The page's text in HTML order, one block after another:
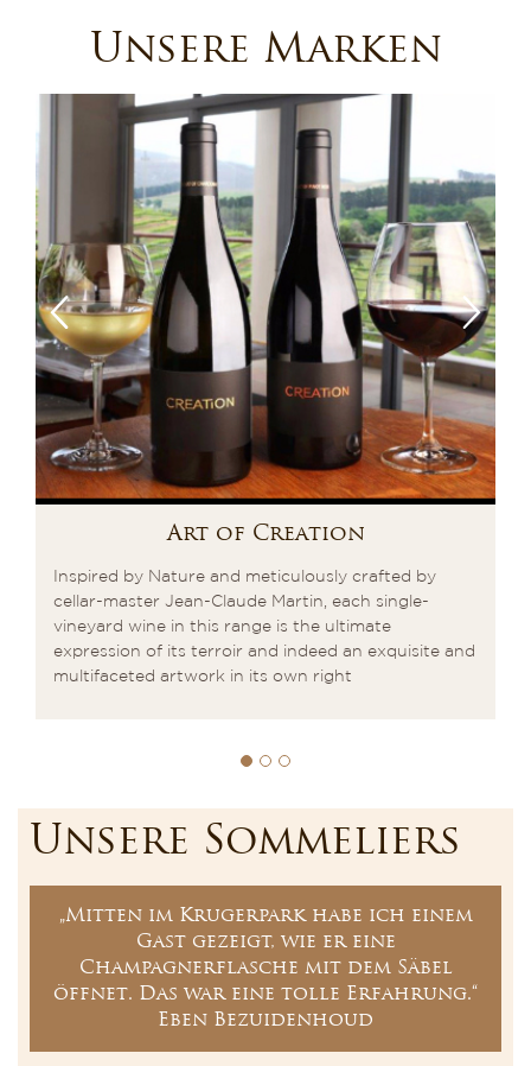
Unsere Marken
Art of Creation
Inspired by Nature and meticulously crafted by
cellar-master Jean-Claude Martin, each single-
vineyard wine in this range is the ultimate
expression of its terroir and indeed an exquisite and
multifaceted artwork in its own right
Unsere Sommeliers
„Mitten im Krugerpark habe ich einem
Gast gezeigt, wie er eine
Champagnerflasche mit dem Säbel
öffnet. Das war eine tolle Erfahrung.“
Eben Bezuidenhoud